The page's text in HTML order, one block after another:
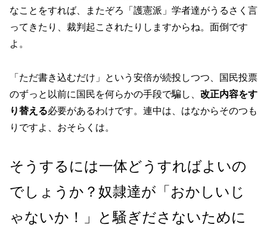
なことをすれば、またぞろ「護憲派」学者達がうるさく言
ってきたり、裁判起こされたりしますからね。面倒です
よ。
「ただ書き込むだけ」という安倍が続投しつつ、国民投票
のずっと以前に国民を何らかの手段で騙し、 改正内容をす
り替える必要があるわけです。連中は、はなからそのつも
りですよ、おそらくは。
そうするには一体どうすればよいの
でしょうか？奴隷達が「おかしいじ
ゃないか！」と騒ぎださないために